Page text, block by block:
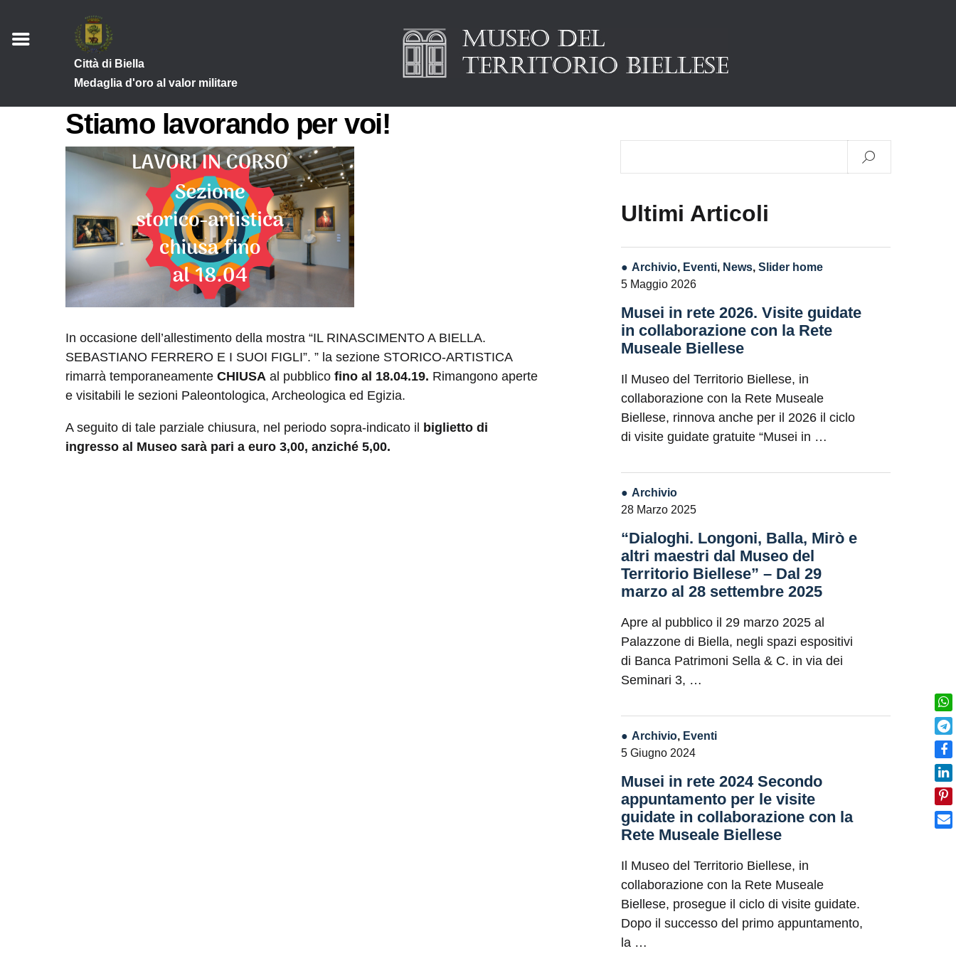
Città di Biella
Medaglia d'oro al valor militare
Stiamo lavorando per voi!
In occasione dell’allestimento della mostra “IL RINASCIMENTO A BIELLA.
SEBASTIANO FERRERO E I SUOI FIGLI”. ” la sezione STORICO-ARTISTICA
rimarrà temporaneamente CHIUSA al pubblico fino al 18.04.19. Rimangono aperte
e visitabili le sezioni Paleontologica, Archeologica ed Egizia.
A seguito di tale parziale chiusura, nel periodo sopra-indicato il
biglietto di
ingresso al Museo sarà pari a euro 3,00, anziché 5,00.
Ultimi Articoli
Archivio, Eventi, News,Slider home
5 Maggio 2026
Musei in rete 2026. Visite guidate
in collaborazione con la Rete
Museale Biellese
Il Museo del Territorio Biellese, in
collaborazione con la Rete Museale
Biellese, rinnova anche per il 2026 il ciclo
di visite guidate gratuite “Musei in …
Archivio
28 Marzo 2025
“Dialoghi. Longoni, Balla, Mirò e
altri maestri dal Museo del
Territorio Biellese” – Dal 29
marzo al 28 settembre 2025
Apre al pubblico il 29 marzo 2025 al
Palazzone di Biella, negli spazi espositivi
di Banca Patrimoni Sella & C. in via dei
Seminari 3, …
Archivio, Eventi
5 Giugno 2024
Musei in rete 2024 Secondo
appuntamento per le visite
guidate in collaborazione con la
Rete Museale Biellese
Il Museo del Territorio Biellese, in
collaborazione con la Rete Museale
Biellese, prosegue il ciclo di visite guidate.
Dopo il successo del primo appuntamento,
la …